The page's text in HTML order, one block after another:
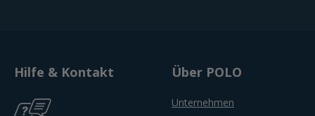
Hilfe & Kontakt Über POLO
Unternehmen